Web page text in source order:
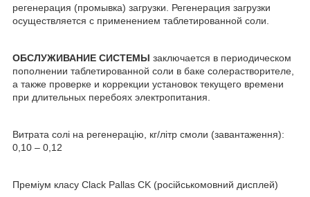
регенерация (промывка) загрузки. Регенерация загрузки
осуществляется с применением таблетированной соли.
ОБСЛУЖИВАНИЕ СИСТЕМЫ заключается в периодическом
пополнении таблетированной соли в баке солерастворителе,
а также проверке и коррекции установок текущего времени
при длительных перебоях электропитания.
Витрата солі на регенерацію, кг/літр смоли (завантаження):
0,10 – 0,12
Преміум класу Clack Pallas CK (російськомовний дисплей)